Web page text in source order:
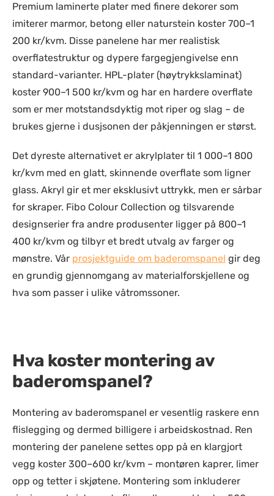
Premium laminerte plater med finere dekorer som
imiterer marmor, betong eller naturstein koster 700–1
200 kr/kvm. Disse panelene har mer realistisk
overflatestruktur og dypere fargegjengivelse enn
standard-varianter. HPL-plater (høytrykkslaminat)
koster 900–1 500 kr/kvm og har en hardere overflate
som er mer motstandsdyktig mot riper og slag – de
brukes gjerne i dusjsonen der påkjenningen er størst.
Det dyreste alternativet er akrylplater til 1 000–1 800
kr/kvm med en glatt, skinnende overflate som ligner
glass. Akryl gir et mer eksklusivt uttrykk, men er sårbar
for skraper. Fibo Colour Collection og tilsvarende
designserier fra andre produsenter ligger på 800–1
400 kr/kvm og tilbyr et bredt utvalg av farger og
mønstre. Vår prosjektguide om baderomspanel gir deg
en grundig gjennomgang av materialforskjellene og
hva som passer i ulike våtromssoner.
Hva koster montering av
baderomspanel?
Montering av baderomspanel er vesentlig raskere enn
flislegging og dermed billigere i arbeidskostnad. Ren
montering der panelene settes opp på en klargjort
vegg koster 300–600 kr/kvm – montøren kaprer, limer
opp og tetter i skjøtene. Montering som inkluderer